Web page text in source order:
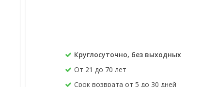
Круглосуточно, без выходных
От 21 до 70 лет
Срок возврата от 5 до 30 дней